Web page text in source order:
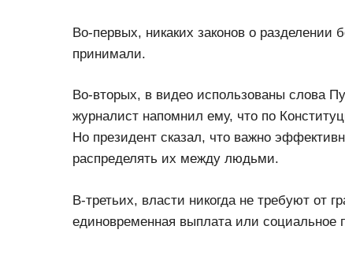
Во-первых, никаких законов о
принимали.
Во-вторых, в видео использованы слова
журналист напомнил ему, что по
Но президент сказал, что важно
распределять их между людьми.
В-третьих, власти никогда не требуют от
единовременная выплата или социальное